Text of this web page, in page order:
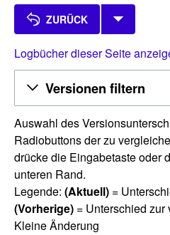
ZURÜCK
Logbücher dieser Seite
Versionen filtern
Auswahl des
Radiobuttons der zu
drücke die Eingabetaste oder
unteren Rand.
Legende: (Aktuell) =
(Vorherige) = Unterschied zur
Kleine Änderung